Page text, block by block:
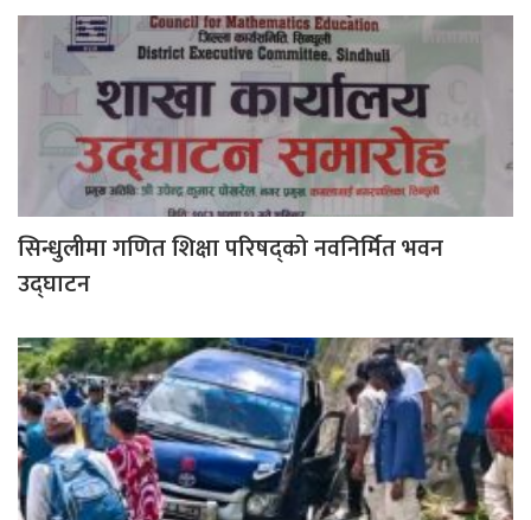
सिन्धुलीमा गणित शिक्षा परिषद्को नवनिर्मित भवन
उद्घाटन